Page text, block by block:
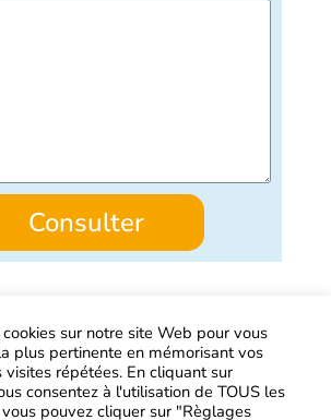
Consulter
2024© Tous droits réservés
Mentions légales
sur notre site Web pour vous
plus pertinente en mémorisant vos
répétées. En cliquant sur
consentez à l'utilisation de TOUS les
pouvez cliquer sur "Règlages